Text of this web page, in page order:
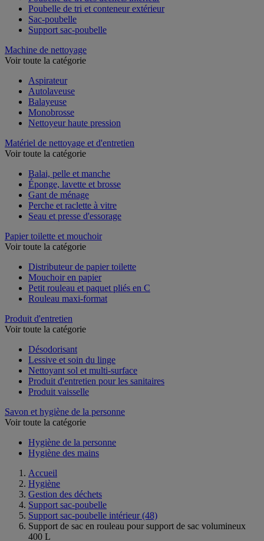
Poubelle de tri des déchets intérieur
Poubelle de tri et conteneur extérieur
Sac-poubelle
Machine de nettoyage
Aspirateur
Autolaveuse
Balayeuse
Monobrosse
Matériel de nettoyage et d'entretien
Balai, pelle et manche
Éponge, lavette et brosse
Gant de ménage
Perche et raclette à vitre
Papier toilette et mouchoir
Distributeur de papier toilette
Mouchoir en papier
Petit rouleau et paquet pliés en C
Produit d'entretien
Désodorisant
Lessive et soin du linge
Nettoyant sol et multi-surface
Produit d'entretien pour les sanitaires
Savon et hygiène de la personne
Hygiène de la personne
Accueil
Hygiène
Gestion des déchets
Support sac-poubelle
Support sac-poubelle intérieur (48)
Support de sac en rouleau pour support de sac volumineux